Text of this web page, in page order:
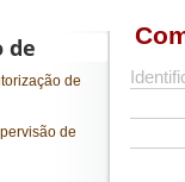
de
de
de